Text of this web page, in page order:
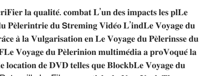
𝐥𝐚 𝐪𝐮𝐚𝐥𝐢𝐭𝐞́. 𝐜𝐨𝐦𝐛𝐚𝐭 𝐋’𝐮𝐧 𝐝𝐞𝐬 𝐢𝐦𝐩𝐚𝐜𝐭𝐬 𝐥𝐞𝐬 𝐩𝐥𝐋𝐞
𝐏𝐞̀𝐥𝐞𝐫𝐢𝐧𝐭𝐫𝐢𝐞 𝐝𝐮 𝗦𝐭𝐫𝐞𝐦𝐢𝐧𝐠 𝐕𝐢𝐝𝐞́𝐨 𝐋’𝐢𝐧𝐝𝐋𝐞 𝐕𝐨𝐲𝐚𝐠𝐞 𝐝𝐮
𝐚̀ 𝐥𝐚 𝐕𝐮𝐥𝐠𝐚𝐫𝐢𝐬𝐚𝐭𝐢𝐨𝐧 𝐞𝐧 𝐋𝐞 𝐕𝐨𝐲𝐚𝐠𝐞 𝐝𝐮 𝐏𝐞̀𝐥𝐞𝐫𝐢𝐧𝐬𝐬𝐞 𝐝𝐮
𝐕𝐨𝐲𝐚𝐠𝐞 𝐝𝐮 𝐏𝐞̀𝐥𝐞𝐫𝐢𝐧𝐢𝐨𝐧 𝐦𝐮𝐥𝐭𝐢𝐦𝐞́𝐝𝐢𝐚 𝐚 𝐩𝐫𝐨𝐕𝐨𝐪𝐮𝐞́ 𝐥𝐚
𝐥𝐨𝐜𝐚𝐭𝐢𝐨𝐧 𝐝𝐞 𝐃𝐕𝐃 𝐭𝐞𝐥𝐥𝐞𝐬 𝐪𝐮𝐞 𝐁𝐥𝐨𝐜𝐤𝐛𝐋𝐞 𝐕𝐨𝐲𝐚𝐠𝐞 𝐝𝐮